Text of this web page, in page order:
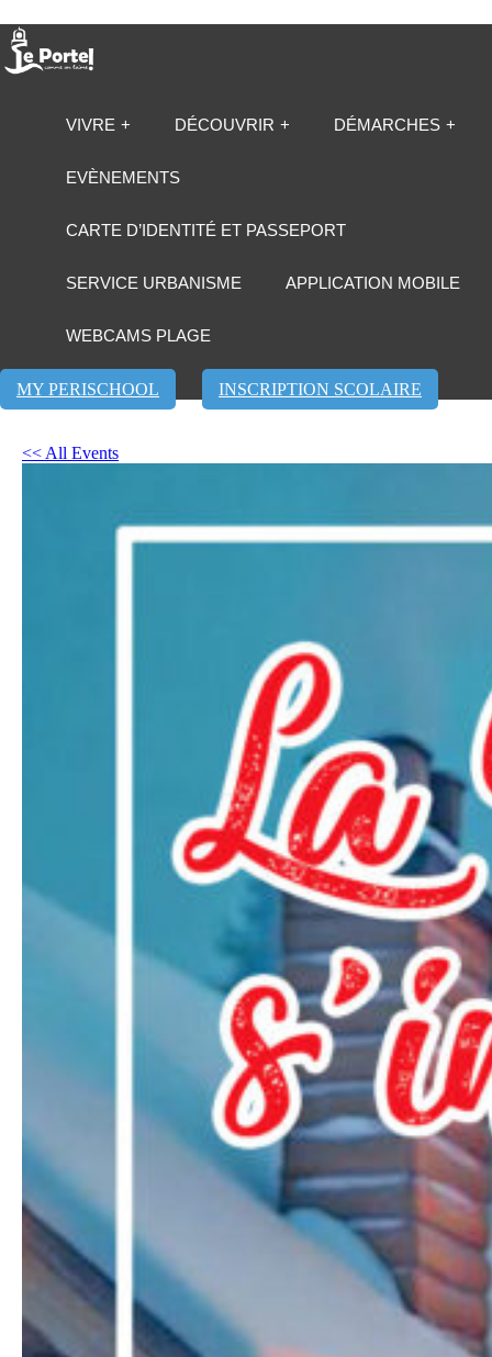
VIVRE DÉCOUVRIR DÉMARCHES
EVÈNEMENTS
CARTE D’IDENTITÉ ET PASSEPORT
SERVICE URBANISME APPLICATION MOBILE
WEBCAMS PLAGE
MY PERISCHOOL INSCRIPTION SCOLAIRE
<< All Events